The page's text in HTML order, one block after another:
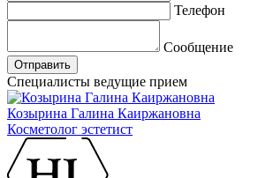
Телефон
Сообщение
Отправить
Специалисты ведущие прием
Козырина Галина Каиржановна
Косметолог эстетист